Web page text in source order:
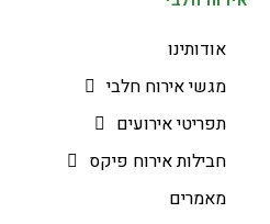
אודותינו
מגשי אירוח חלבי
תפריטי אירועים
חבילות אירוח פיקס
מאמרים